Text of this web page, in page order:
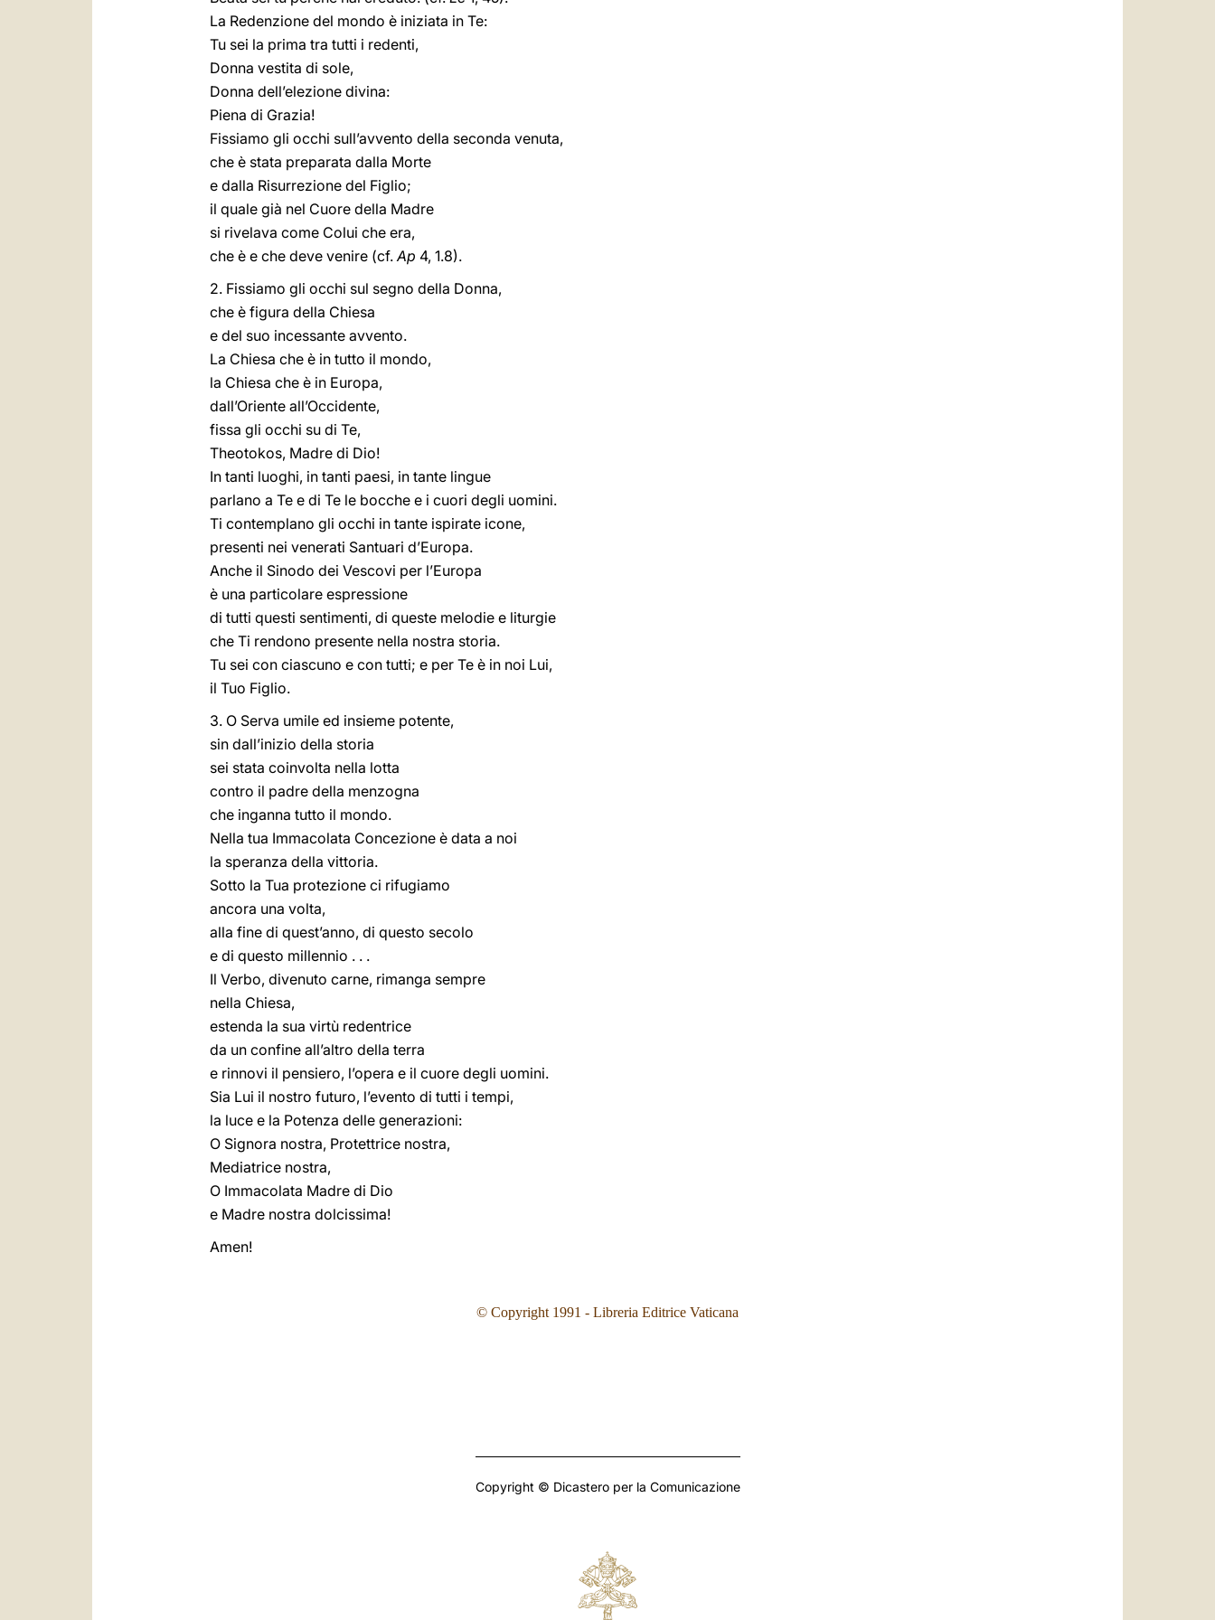
La Redenzione del mondo è iniziata in Te:
Tu sei la prima tra tutti i redenti,
Donna vestita di sole,
Donna dell’elezione divina:
Piena di Grazia!
Fissiamo gli occhi sull’avvento della seconda venuta,
che è stata preparata dalla Morte
e dalla Risurrezione del Figlio;
il quale già nel Cuore della Madre
si rivelava come Colui che era,
che è e che deve venire (cf.Ap 4, 1.8).
2. Fissiamo gli occhi sul segno della Donna,
che è figura della Chiesa
e del suo incessante avvento.
La Chiesa che è in tutto il mondo,
la Chiesa che è in Europa,
dall’Oriente all’Occidente,
fissa gli occhi su di Te,
Theotokos, Madre di Dio!
In tanti luoghi, in tanti paesi, in tante lingue
parlano a Te e di Te le bocche e i cuori degli uomini.
Ti contemplano gli occhi in tante ispirate icone,
presenti nei venerati Santuari d’Europa.
Anche il Sinodo dei Vescovi per l’Europa
è una particolare espressione
di tutti questi sentimenti, di queste melodie e liturgie
che Ti rendono presente nella nostra storia.
Tu sei con ciascuno e con tutti; e per Te è in noi Lui,
il Tuo Figlio.
3. O Serva umile ed insieme potente,
sin dall’inizio della storia
sei stata coinvolta nella lotta
contro il padre della menzogna
che inganna tutto il mondo.
Nella tua Immacolata Concezione è data a noi
la speranza della vittoria.
Sotto la Tua protezione ci rifugiamo
ancora una volta,
alla fine di quest’anno, di questo secolo
e di questo millennio . . .
Il Verbo, divenuto carne, rimanga sempre
nella Chiesa,
estenda la sua virtù redentrice
da un confine all’altro della terra
e rinnovi il pensiero, l’opera e il cuore degli uomini.
Sia Lui il nostro futuro, l’evento di tutti i tempi,
la luce e la Potenza delle generazioni:
O Signora nostra, Protettrice nostra,
Mediatrice nostra,
O Immacolata Madre di Dio
e Madre nostra dolcissima!
Amen!
© Copyright 1991 - Libreria Editrice Vaticana
Copyright © Dicastero per la Comunicazione